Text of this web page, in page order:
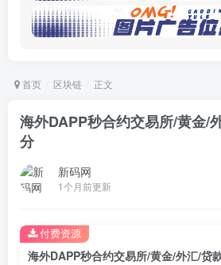
首页 区块链 正文
海外DAPP秒合约交易所/黄金/
分
新码网
1个月前更新
海外DAPP秒合约交易所/黄金/外汇/贷
付费资源